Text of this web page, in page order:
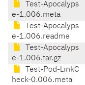
Test-Apocalyps
e-1.006.meta
Test-Apocalyps
e-1.006.readme
Test-Apocalyps
e-1.006.tar.gz
Test-Pod-LinkC
heck-0.006.meta